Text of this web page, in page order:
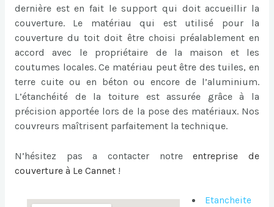
dernière est en fait le support qui doit accueillir la
couverture. Le matériau qui est utilisé pour la
couverture du toit doit être choisi préalablement en
accord avec le propriétaire de la maison et les
coutumes locales. Ce matériau peut être des tuiles, en
terre cuite ou en béton ou encore de l’aluminium.
L’étanchéité de la toiture est assurée grâce à la
précision apportée lors de la pose des matériaux. Nos
couvreurs maîtrisent parfaitement la technique.
N’hésitez pas a contacter notreentreprise de
couverture à Le Cannet!
Etancheite